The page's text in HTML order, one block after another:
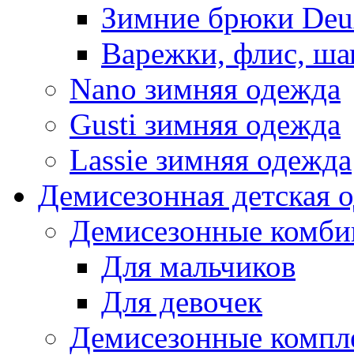
Зимние брюки
Варежки, флис,
Nano зимняя одежда
Gusti зимняя одежда
Lassie зимняя одежда
Демисезонная детская
Демисезонные
Для мальчиков
Для девочек
Демисезонные